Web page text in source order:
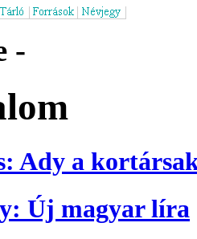
-
Ady a
Új magyar líra